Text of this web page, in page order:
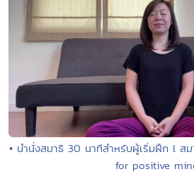
• นำนั่งสมาธิ 30 นาทีสำหรับผู้เริ่มฝึก l ส
for positive